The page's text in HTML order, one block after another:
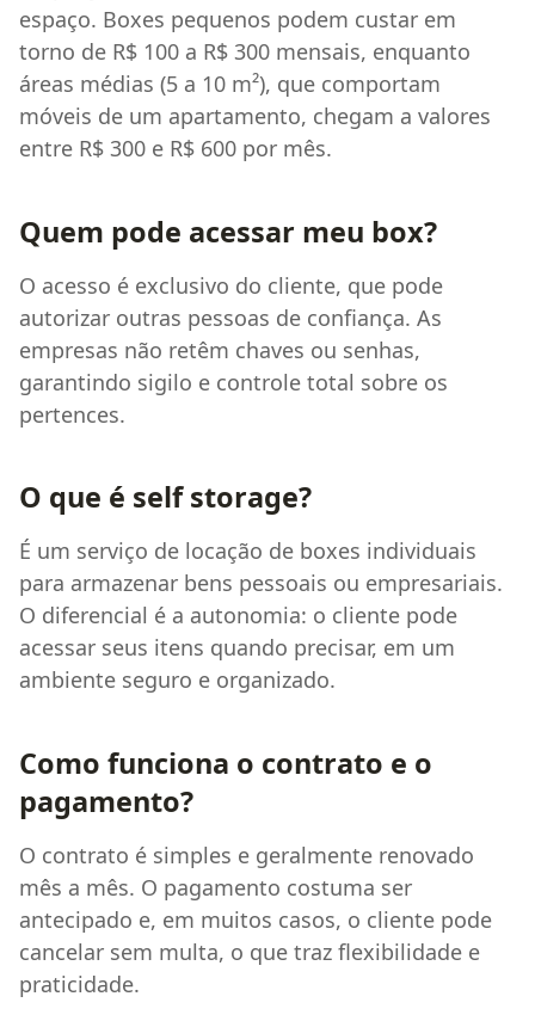
espaço. Boxes pequenos podem custar em
torno de R$ 100 a R$ 300 mensais, enquanto
áreas médias (5 a 10 m²), que comportam
móveis de um apartamento, chegam a valores
entre R$ 300 e R$ 600 por mês.
Quem pode acessar meu box?
O acesso é exclusivo do cliente, que pode
autorizar outras pessoas de confiança. As
empresas não retêm chaves ou senhas,
garantindo sigilo e controle total sobre os
pertences.
O que é self storage?
É um serviço de locação de boxes individuais
para armazenar bens pessoais ou empresariais.
O diferencial é a autonomia: o cliente pode
acessar seus itens quando precisar, em um
ambiente seguro e organizado.
Como funciona o contrato e o
pagamento?
O contrato é simples e geralmente renovado
mês a mês. O pagamento costuma ser
antecipado e, em muitos casos, o cliente pode
cancelar sem multa, o que traz flexibilidade e
praticidade.